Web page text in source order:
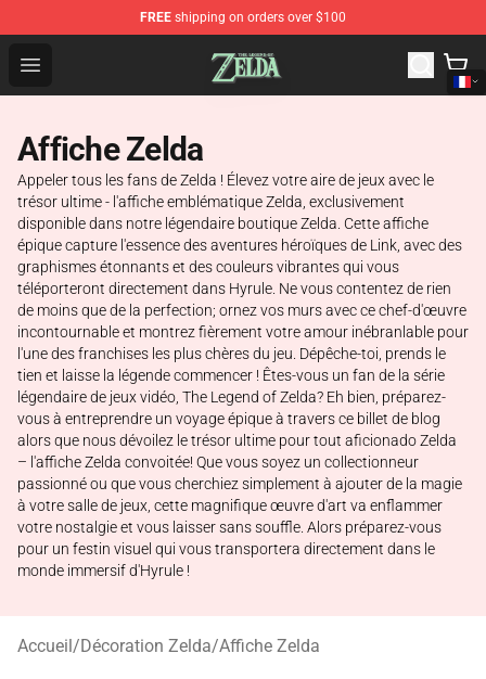
FREE shipping on orders over $100
Open menu
The Legend of Zelda Store - Official The Legend of
Affiche Zelda
Appeler tous les fans de Zelda ! Élevez votre aire de jeux avec le
trésor ultime - l'affiche emblématique Zelda, exclusivement
disponible dans notre légendaire boutique Zelda. Cette affiche
épique capture l'essence des aventures héroïques de Link, avec des
graphismes étonnants et des couleurs vibrantes qui vous
téléporteront directement dans Hyrule. Ne vous contentez de rien
de moins que de la perfection; ornez vos murs avec ce chef-d'œuvre
incontournable et montrez fièrement votre amour inébranlable pour
l'une des franchises les plus chères du jeu. Dépêche-toi, prends le
tien et laisse la légende commencer ! Êtes-vous un fan de la série
légendaire de jeux vidéo, The Legend of Zelda? Eh bien, préparez-
vous à entreprendre un voyage épique à travers ce billet de blog
alors que nous dévoilez le trésor ultime pour tout aficionado Zelda
– l'affiche Zelda convoitée! Que vous soyez un collectionneur
passionné ou que vous cherchiez simplement à ajouter de la magie
à votre salle de jeux, cette magnifique œuvre d'art va enflammer
votre nostalgie et vous laisser sans souffle. Alors préparez-vous
pour un festin visuel qui vous transportera directement dans le
monde immersif d'Hyrule !
Accueil/Décoration Zelda/Affiche Zelda